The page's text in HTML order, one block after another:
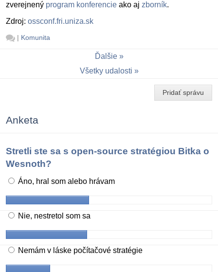
zverejnený program konferencie ako aj zborník.
Zdroj: ossconf.fri.uniza.sk
| Komunita
Ďalšie
Všetky udalosti
Pridať správu
Anketa
Stretli ste sa s open-source stratégiou Bitka o
Wesnoth?
Áno, hral som alebo hrávam
Nie, nestretol som sa
Nemám v láske počítačové stratégie